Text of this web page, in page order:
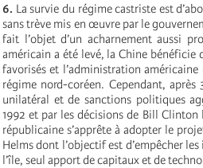
6. La survie du régime castriste est
sans trève mis en œuvre par le
fait l’objet d’un acharnement aussi
américain a été levé, la Chine bénéficie
favorisés et l’administration américaine
régime nord-coréen. Cependant, après
unilatéral et de sanctions politiques
1992 et par les décisions de Bill Clinton
républicaine s’apprête à adopter le
Helms dont l’objectif est d’empêcher
l’île, seul apport de capitaux et de